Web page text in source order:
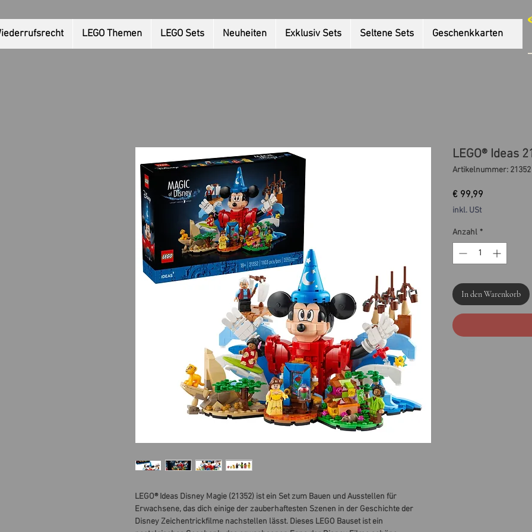
LEGO Themen LEGO Sets Neuheiten Exklusiv Sets Seltene Sets Geschenkkarten
LEGO® Ideas Disney Magie (21352) ist ein Set zum Bauen und Ausstellen für
Erwachsene, das dich einige der zauberhaftesten Szenen in der Geschichte der
Disney Zeichentrickfilme nachstellen lässt. Dieses LEGO Bauset ist ein
LEGO® Ideas
Artikelnummer: 21352
€ 99,99
inkl. USt
Anzahl *
In den Warenkorb